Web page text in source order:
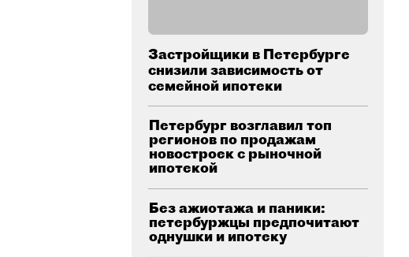
Застройщики в Петербурге
снизили зависимость от
семейной ипотеки
Петербург возглавил топ
регионов по продажам
новостроек с рыночной
ипотекой
Без ажиотажа и паники:
петербуржцы предпочитают
однушки и ипотеку